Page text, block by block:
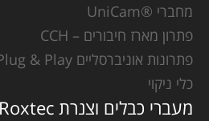
מחברי ®UniCam
פתרון מארז חיבורים – CCH
פתרונות אוניברסליים Plug & Play
כלי ניקוי
מעברי כבלים וצנרת Roxtec